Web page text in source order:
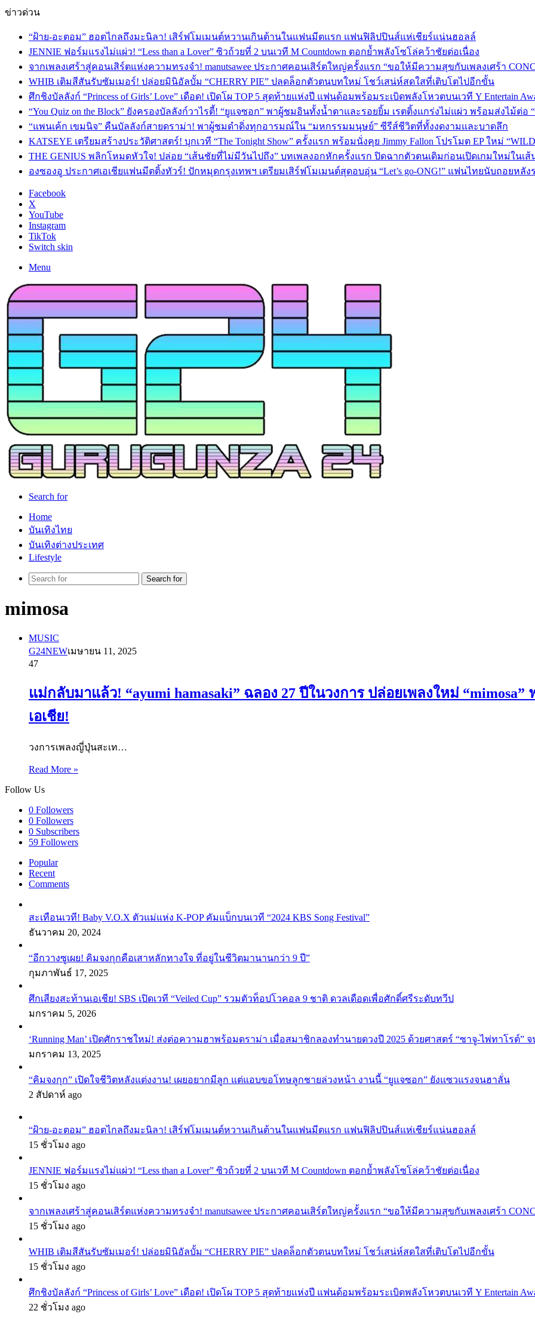
ข่าวด่วน
“ฝ้าย-อะตอม” ฮอตไกลถึงมะนิลา! เสิร์ฟโมเมนต์หวานเกินต้านในแฟนมีตแรก แฟนฟิลิปปินส์แห่เชียร์แน่นฮอลล์
JENNIE ฟอร์มแรงไม่แผ่ว! “Less than a Lover” ซิวถ้วยที่ 2 บนเวที M Countdown ตอกย้ำพลังโซโล่คว้าชัยต่อเนื่อง
จากเพลงเศร้าสู่คอนเสิร์ตแห่งความทรงจำ! manutsawee ประกาศคอนเสิร์ตใหญ่ครั้งแรก “ขอให้มีความสุขกับเพลงเศร้า
WHIB เติมสีสันรับซัมเมอร์! ปล่อยมินิอัลบั้ม “CHERRY PIE” ปลดล็อกตัวตนบทใหม่ โชว์เสน่ห์สดใสที่เติบโตไปอีกขั้น
ศึกชิงบัลลังก์ “Princess of Girls’ Love” เดือด! เปิดโผ TOP 5 สุดท้ายแห่งปี แฟนด้อมพร้อมระเบิดพลังโหวตบนเวที Y Entertain
“You Quiz on the Block” ยังครองบัลลังก์วาไรตี้! “ยูแจซอก” พาผู้ชมอินทั้งน้ำตาและรอยยิ้ม เรตติ้งแกร่งไม่แผ่ว พร้อมส่งไม้ต่
“แพนเค้ก เขมนิจ” คืนบัลลังก์สายดราม่า! พาผู้ชมดำดิ่งทุกอารมณ์ใน “มหกรรมมนุษย์” ซีรีส์ชีวิตที่ทั้งงดงามและบาดลึก
KATSEYE เตรียมสร้างประวัติศาสตร์! บุกเวที “The Tonight Show” ครั้งแรก พร้อมนั่งคุย Jimmy Fallon โปรโมต EP ใหม่
THE GENIUS พลิกโหมดหัวใจ! ปล่อย “เส้นชัยที่ไม่มีวันไปถึง” บทเพลงอกหักครั้งแรก ปิดฉากตัวตนเดิมก่อนเปิดเกมใหม่ในเ
องซองอู ประกาศเอเชียแฟนมีตติ้งทัวร์! ปักหมุดกรุงเทพฯ เตรียมเสิร์ฟโมเมนต์สุดอบอุ่น “Let’s go-ONG!” แฟนไทยนับถอยหลังร
Facebook
X
YouTube
Instagram
TikTok
Switch skin
Menu
Search for
Home
บันเทิงไทย
บันเทิงต่างประเทศ
Lifestyle
Search for
mimosa
MUSIC
G24NEWเมษายน 11, 2025
47
แม่กลับมาแล้ว! “ayumi hamasaki” ฉลอง 27 ปีในวงการ ปล่อยเพลงใหม่
เอเชีย!
วงการเพลงญี่ปุ่นสะเท…
Read More »
Follow Us
0 Followers
0 Followers
0 Subscribers
59 Followers
Popular
Recent
Comments
สะเทือนเวที! Baby V.O.X ตัวแม่แห่ง K-POP คัมแบ็กบนเวที “2024 KBS Song Festival”
ธันวาคม 20, 2024
“อีกวางซูเผย! คิมจงกุกคือเสาหลักทางใจ ที่อยู่ในชีวิตมานานกว่า 9 ปี”
กุมภาพันธ์ 17, 2025
ศึกเสียงสะท้านเอเชีย! SBS เปิดเวที “Veiled Cup” รวมตัวท็อปโวคอล 9 ชาติ ดวลเดือดเพื่อศักดิ์ศรีระดับทวีป
มกราคม 5, 2026
‘Running Man’ เปิดศักราชใหม่! ส่งต่อความฮาพร้อมดราม่า เมื่อสมาชิกลองทำนายดวงปี 2025 ด้วยศาสตร์ “ซาจู-ไพ่ทาโรต์”
มกราคม 13, 2025
“คิมจงกุก” เปิดใจชีวิตหลังแต่งงาน! เผยอยากมีลูก แต่แอบขอโทษลูกชายล่วงหน้า งานนี้ “ยูแจซอก” ยังแซวแรงจนฮาลั่น
2 สัปดาห์ ago
“ฝ้าย-อะตอม” ฮอตไกลถึงมะนิลา! เสิร์ฟโมเมนต์หวานเกินต้านในแฟนมีตแรก แฟนฟิลิปปินส์แห่เชียร์แน่นฮอลล์
15 ชั่วโมง ago
JENNIE ฟอร์มแรงไม่แผ่ว! “Less than a Lover” ซิวถ้วยที่ 2 บนเวที M Countdown ตอกย้ำพลังโซโล่คว้าชัยต่อเนื่อง
15 ชั่วโมง ago
จากเพลงเศร้าสู่คอนเสิร์ตแห่งความทรงจำ! manutsawee ประกาศคอนเสิร์ตใหญ่ครั้งแรก “ขอให้มีความสุขกับเพลงเศร้า
15 ชั่วโมง ago
WHIB เติมสีสันรับซัมเมอร์! ปล่อยมินิอัลบั้ม “CHERRY PIE” ปลดล็อกตัวตนบทใหม่ โชว์เสน่ห์สดใสที่เติบโตไปอีกขั้น
15 ชั่วโมง ago
ศึกชิงบัลลังก์ “Princess of Girls’ Love” เดือด! เปิดโผ TOP 5 สุดท้ายแห่งปี แฟนด้อมพร้อมระเบิดพลังโหวตบนเวที Y Entertain
22 ชั่วโมง ago